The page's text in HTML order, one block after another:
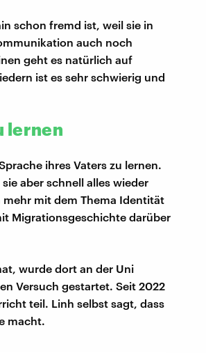
schon fremd ist, weil sie in
auch noch
geht es natürlich auf
ist es sehr schwierig und
lernen
ihres Vaters zu lernen.
aber schnell alles wieder
mit dem Thema Identität
Migrationsgeschichte darüber
wurde dort an der Uni
Versuch gestartet. Seit 2022
teil. Linh selbst sagt, dass
macht.